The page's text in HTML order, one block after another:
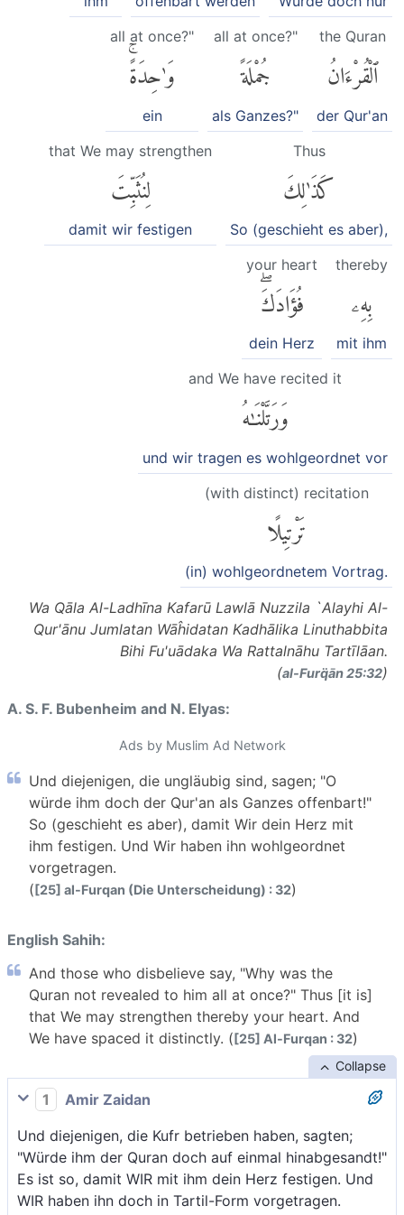
the Quran
ٱلْقُرْءَانُ
der Qur'an
all at once?"
جُمْلَةً
als Ganzes?"
all at once?"
وَٰحِدَةًۚ
ein
Thus
كَذَٰلِكَ
So (geschieht es aber),
that We may strengthen
لِنُثَبِّتَ
damit wir festigen
thereby
بِهِۦ
mit ihm
your heart
فُؤَادَكَۖ
dein Herz
and We have recited it
وَرَتَّلْنَٰهُ
und wir tragen es wohlgeordnet vor
(with distinct) recitation
تَرْتِيلًا
(in) wohlgeordnetem Vortrag.
Wa Qāla Al-Ladhīna Kafarū Lawlā Nuzzila `Alayhi Al-
Qur'ānu Jumlatan Wāĥidatan Kadhālika Linuthabbita
Bihi Fu'uādaka Wa Rattalnāhu Tartīlāan.
(al-Furq̈ān 25:32)
A. S. F. Bubenheim and N. Elyas:
Ads by Muslim Ad Network
Und diejenigen, die ungläubig sind, sagen; "O
würde ihm doch der Qur'an als Ganzes offenbart!"
So (geschieht es aber), damit Wir dein Herz mit
ihm festigen. Und Wir haben ihn wohlgeordnet
vorgetragen.
([25] al-Furqan (Die Unterscheidung) : 32)
English Sahih:
And those who disbelieve say, "Why was the
Quran not revealed to him all at once?" Thus [it is]
that We may strengthen thereby your heart. And
We have spaced it distinctly. ([25] Al-Furqan : 32)
Collapse
1
Amir Zaidan
Und diejenigen, die Kufr betrieben haben, sagten;
"Würde ihm der Quran doch auf einmal hinabgesandt!"
Es ist so, damit WIR mit ihm dein Herz festigen. Und
WIR haben ihn doch in Tartil-Form vorgetragen.